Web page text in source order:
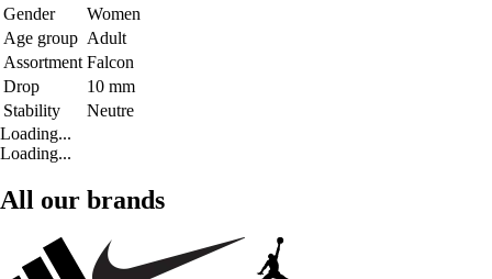
Gender
Women
Age group Adult
Assortment Falcon
Drop
10 mm
Stability
Neutre
Loading...
Loading...
All our brands